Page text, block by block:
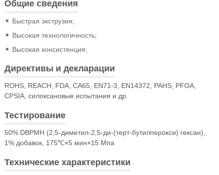
Общие сведения
Быстрая экструзия;
Высокая технологичность;
Высокая консистенция;
Директивы и декларации
ROHS, REACH, FDA, CA65, EN71-3, EN14372, PAHS, PFOA,
CPSIA, силоксановые испытания и др.
Тестирование
50% DBPMH (2,5-диметил-2,5-ди-(терт-бутилперокси) гексан),
1% добавок, 175℃×5 мин×15 Мпа
Технические характеристики